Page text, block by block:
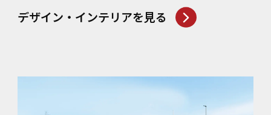
デザイン・インテリアを見る